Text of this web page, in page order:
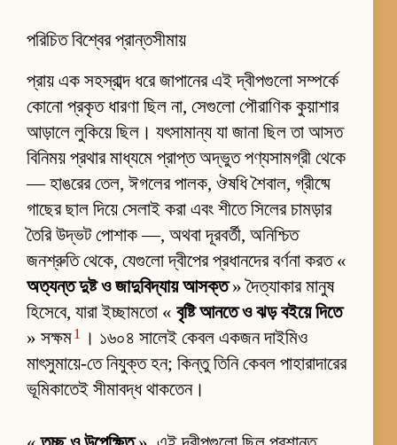
পরিচিত বিশ্বের প্রান্তসীমায়
প্রায় এক সহস্রাব্দ ধরে জাপানের এই দ্বীপগুলো সম্পর্কে
কোনো প্রকৃত ধারণা ছিল না, সেগুলো পৌরাণিক কুয়াশার
আড়ালে লুকিয়ে ছিল। যৎসামান্য যা জানা ছিল তা আসত
বিনিময় প্রথার মাধ্যমে প্রাপ্ত অদ্ভুত পণ্যসামগ্রী থেকে
— হাঙরের তেল, ঈগলের পালক, ঔষধি শৈবাল, গ্রীষ্মে
গাছের ছাল দিয়ে সেলাই করা এবং শীতে সিলের চামড়ার
তৈরি উদ্ভট পোশাক —, অথবা দূরবর্তী, অনিশ্চিত
জনশ্রুতি থেকে, যেগুলো দ্বীপের প্রধানদের বর্ণনা করত «
অত্যন্ত দুষ্ট ও জাদুবিদ্যায় আসক্ত» দৈত্যাকার মানুষ
হিসেবে, যারা ইচ্ছামতো « বৃষ্টি আনতে ও ঝড় বইয়ে দিতে
» সক্ষম1
। ১৬০৪ সালেই কেবল একজন দাইমিও
মাৎসুমায়ে-তে নিযুক্ত হন; কিন্তু তিনি কেবল পাহারাদারের
ভূমিকাতেই সীমাবদ্ধ থাকতেন।